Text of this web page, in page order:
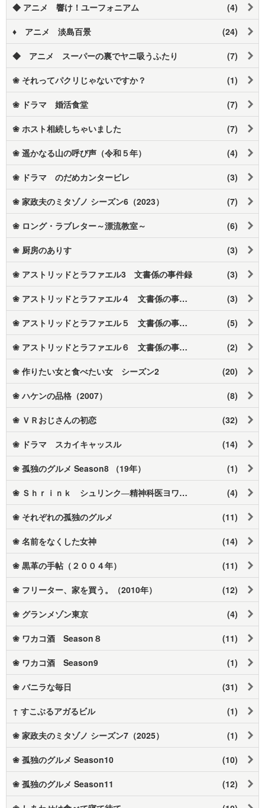
◆ アニメ 響け！ユーフォニアム (4)
♦ アニメ 淡島百景 (24)
◆ アニメ スーパーの裏でヤニ吸うふたり (7)
❀ それってパクリじゃないですか？ (1)
❀ ドラマ 婚活食堂 (7)
❀ ホスト相続しちゃいました (7)
❀ 遥かなる山の呼び声（令和５年） (4)
❀ ドラマ のだめカンタービレ (3)
❀ 家政夫のミタゾノ シーズン6（2023） (7)
❀ ロング・ラブレター～漂流教室～ (6)
❀ 厨房のありす (3)
❀ アストリッドとラファエル3 文書係の事件録 (3)
❀ アストリッドとラファエル４ 文書係の事件録 (3)
❀ アストリッドとラファエル５ 文書係の事件録 (5)
❀ アストリッドとラファエル６ 文書係の事件録 (2)
❀ 作りたい女と食べたい女 シーズン2 (20)
❀ ハケンの品格（2007） (8)
❀ ＶＲおじさんの初恋 (32)
❀ ドラマ スカイキャッスル (14)
❀ 孤独のグルメ Season8 （19年） (1)
❀ Ｓｈｒｉｎｋ シュリンク―精神科医ヨワイ― (4)
❀ それぞれの孤独のグルメ (11)
❀ 名前をなくした女神 (14)
❀ 黒革の手帖（２００４年） (11)
❀ フリーター、家を買う。（2010年） (12)
❀ グランメゾン東京 (4)
❀ ワカコ酒 Season８ (11)
❀ ワカコ酒 Season9 (1)
❀ バニラな毎日 (31)
↑ すこぶるアガるビル (1)
❀ 家政夫のミタゾノ シーズン7（2025） (1)
❀ 孤独のグルメ Season10 (10)
❀ 孤独のグルメ Season11 (12)